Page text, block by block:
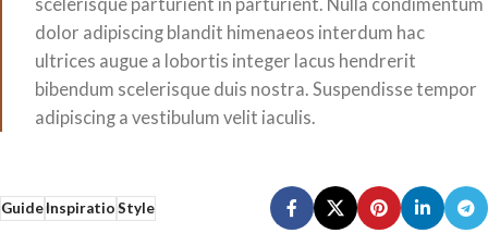
scelerisque parturient in parturient. Nulla condimentum
dolor adipiscing blandit himenaeos interdum hac
ultrices augue a lobortis integer lacus hendrerit
bibendum scelerisque duis nostra. Suspendisse tempor
adipiscing a vestibulum velit iaculis.
GuideInspiratioStyle